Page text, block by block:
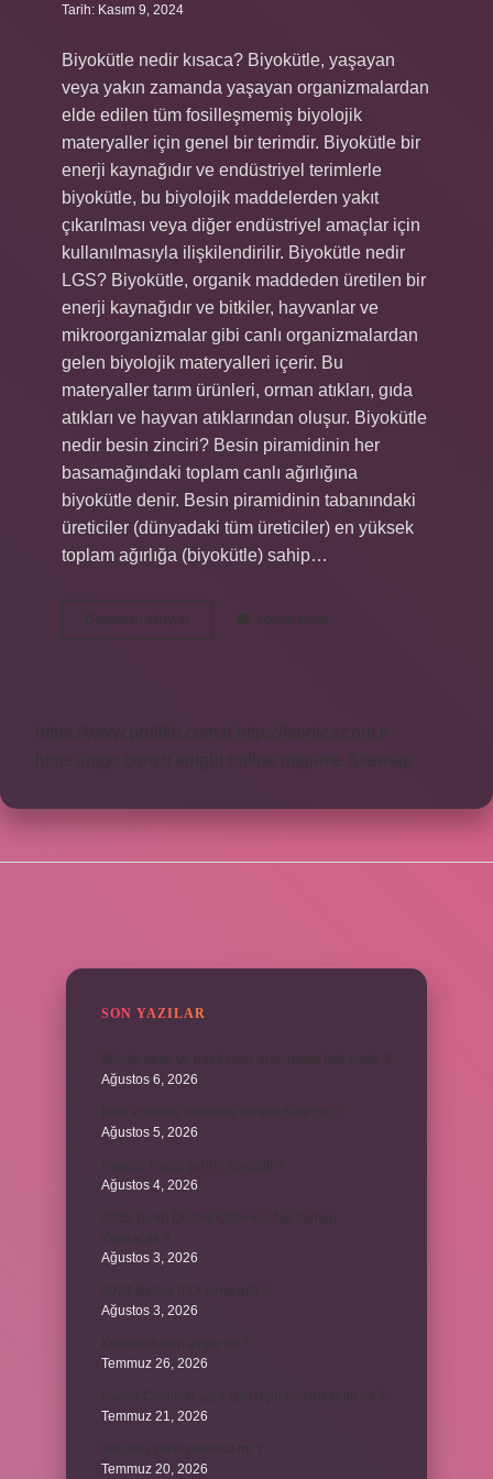
Tarih: Kasım 9, 2024
Biyokütle nedir kısaca? Biyokütle, yaşayan
veya yakın zamanda yaşayan organizmalardan
elde edilen tüm fosilleşmemiş biyolojik
materyaller için genel bir terimdir. Biyokütle bir
enerji kaynağıdır ve endüstriyel terimlerle
biyokütle, bu biyolojik maddelerden yakıt
çıkarılması veya diğer endüstriyel amaçlar için
kullanılmasıyla ilişkilendirilir. Biyokütle nedir
LGS? Biyokütle, organik maddeden üretilen bir
enerji kaynağıdır ve bitkiler, hayvanlar ve
mikroorganizmalar gibi canlı organizmalardan
gelen biyolojik materyalleri içerir. Bu
materyaller tarım ürünleri, orman atıkları, gıda
atıkları ve hayvan atıklarından oluşur. Biyokütle
nedir besin zinciri? Besin piramidinin her
basamağındaki toplam canlı ağırlığına
biyokütle denir. Besin piramidinin tabanındaki
üreticiler (dünyadaki tüm üreticiler) en yüksek
toplam ağırlığa (biyokütle) sahip…
Devamını okuyun
Sınıf
Yorum Bırak
https://www.profikir.com.tr
https://sonics.com.tr
https://pigo.com.tr
knight online nttgame Sitemap
SON YAZILAR
Ağustos 6, 2026
Ağustos 5, 2026
Ağustos 4, 2026
Ağustos 3, 2026
Ağustos 3, 2026
Temmuz 26, 2026
Temmuz 21, 2026
Temmuz 20, 2026